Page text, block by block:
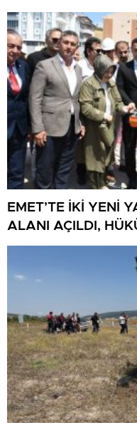
EMET’TE İKİ YENİ
ALANI AÇILDI,
ATILDI